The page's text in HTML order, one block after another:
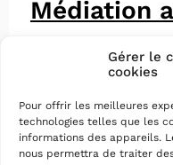
Gérer le
cookies
Pour offrir les meilleures
technologies telles que les
informations des appareils.
nous permettra de traiter
Médiation